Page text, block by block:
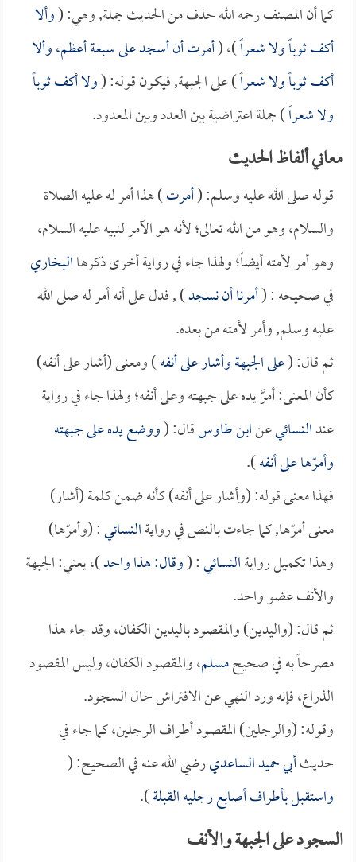
كما أن المصنف رحمه الله حذف من الحديث جملة, وهي: (وألا
أكف ثوباً ولا شعراً)، (أمرت أن أسجد على سبعة أعظم، وألا
أكف ثوباً ولا شعراً) على الجبهة, فيكون قوله: (ولا أكف ثوباً
ولا شعراً) جملة اعتراضية بين العدد وبين المعدود.
معاني ألفاظ الحديث
قوله صلى الله عليه وسلم: (أمرت) هذا أمر له عليه الصلاة
والسلام، وهو من الله تعالى؛ لأنه هو الآمر لنبيه عليه السلام،
وهو أمر لأمته أيضاً؛ ولهذا جاء في رواية أخرى ذكرهاالبخاري
في صحيحه : (أمرنا أن نسجد) , فدل على أنه أمر له صلى الله
عليه وسلم, وأمر لأمته من بعده.
ثم قال: (على الجبهة وأشار على أنفه) ومعنى (أشار على أنفه)
كأن المعنى: أمرَّ يده على جبهته وعلى أنفه؛ ولهذا جاء في رواية
عندالنسائيعنابن طاوسقال: (ووضع يده على جبهته
وأمرّها على أنفه).
فهذا معنى قوله: (وأشار على أنفه) كأنه ضمن كلمة (أشار)
معنى أمرّها, كما جاءت بالنص في روايةالنسائي: (وأمرّها)
وهذا تكميل روايةالنسائي: (وقال: هذا واحد)، يعني: الجبهة
والأنف عضو واحد.
ثم قال: (واليدين) والمقصود باليدين الكفان، وقد جاء هذا
مصرحاً به في صحيحمسلم، والمقصود الكفان، وليس المقصود
الذراع، فإنه ورد النهي عن الافتراش حال السجود.
وقوله: (والرجلين) المقصود أطراف الرجلين، كما جاء في
حديثأبي حميد الساعديرضي الله عنه في الصحيح: (
واستقبل بأطراف أصابع رجليه القبلة).
السجود على الجبهة والأنف